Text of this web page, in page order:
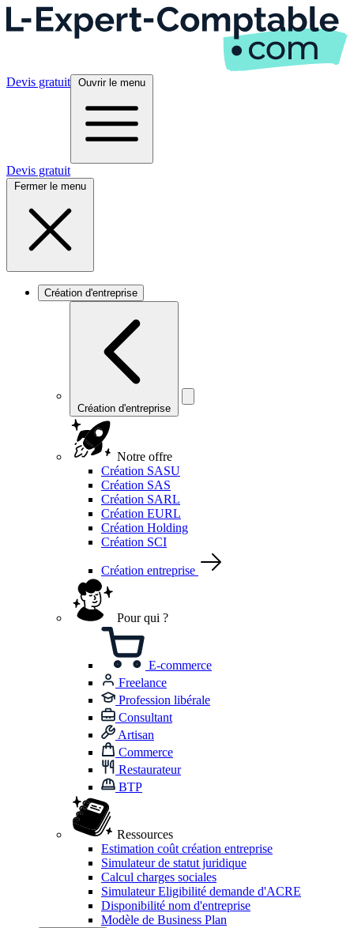
Devis gratuit Ouvrir le menu
Devis gratuit
Fermer le menu
Création d'entreprise
Création d'entreprise
Notre offre
Création SASU
Création SAS
Création SARL
Création EURL
Création Holding
Création SCI
Création entreprise
Pour qui ?
E-commerce
Freelance
Profession libérale
Consultant
Artisan
Commerce
Restaurateur
BTP
Ressources
Estimation coût création entreprise
Simulateur de statut juridique
Calcul charges sociales
Simulateur Eligibilité demande d'ACRE
Disponibilité nom d'entreprise
Modèle de Business Plan